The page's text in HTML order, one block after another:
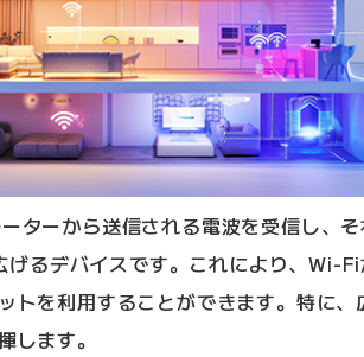
ターから送信される電波を受信し、
るデバイスです。これにより、Wi-
トを利用することができます。特に、
します。